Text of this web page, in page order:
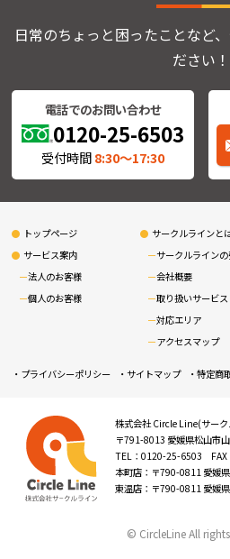
日常のちょっと困ったことなど
ださい！
電話でのお問い合わせ
0120-25-6503
受付時間8:30〜17:30
トップページ
サービス案内
法人のお客様
個人のお客様
サークルラインと
サークルライン
会社概要
取り扱いサービス
対応エリア
アクセスマップ
プライバシーポリシー サイトマップ 特定商
株式会社 Circle Line(サー
〒791-8013 愛媛県松山市
TEL：0120-25-6503 FAX
本町店：〒790-0811 愛媛
東温店：〒790-0811 愛媛
© CircleLine All